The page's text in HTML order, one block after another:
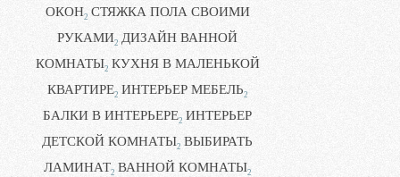
ОКОН2 СТЯЖКА ПОЛА СВОИМИ
РУКАМИ2 ДИЗАЙН ВАННОЙ
КОМНАТЫ2 КУХНЯ В МАЛЕНЬКОЙ
КВАРТИРЕ2 ИНТЕРЬЕР МЕБЕЛЬ2
БАЛКИ В ИНТЕРЬЕРЕ2 ИНТЕРЬЕР
ДЕТСКОЙ КОМНАТЫ2 ВЫБИРАТЬ
ЛАМИНАТ2 ВАННОЙ КОМНАТЫ2